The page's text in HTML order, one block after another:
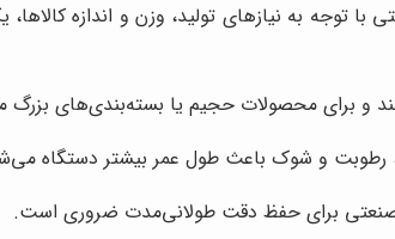
با توجه به نیازهای تولید، وزن و اندازه
و برای محصولات حجیم یا بسته‌بندی‌های
رطوبت و شوک باعث طول عمر بیشتر دستگاه
صنعتی برای حفظ دقت طولانی‌مدت ضروری است.